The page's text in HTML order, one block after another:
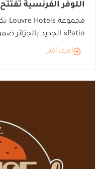
اللوفر الفرنسية تفتتح Kyriad في الجزائر
Patio» الجديد بالجزائر ضمن توسّع إقليمي 2026
أعرف أكثر